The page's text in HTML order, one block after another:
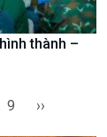
sự
thành –
9 ››